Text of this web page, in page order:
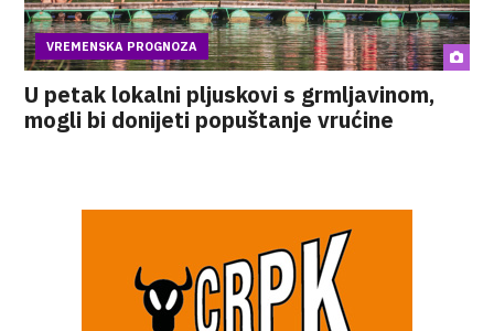
VREMENSKA PROGNOZA
U petak lokalni pljuskovi s grmljavinom,
mogli bi donijeti popuštanje vrućine